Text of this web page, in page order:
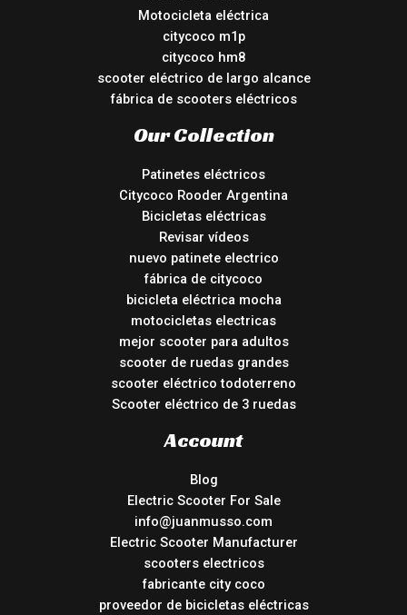
Motocicleta eléctrica
citycoco m1p
citycoco hm8
scooter eléctrico de largo alcance
fábrica de scooters eléctricos
Our Collection
Patinetes eléctricos
Citycoco Rooder Argentina
Bicicletas eléctricas
Revisar vídeos
nuevo patinete electrico
fábrica de citycoco
bicicleta eléctrica mocha
motocicletas electricas
mejor scooter para adultos
scooter de ruedas grandes
scooter eléctrico todoterreno
Scooter eléctrico de 3 ruedas
Account
Blog
Electric Scooter For Sale
info@juanmusso.com
Electric Scooter Manufacturer
scooters electricos
fabricante city coco
proveedor de bicicletas eléctricas